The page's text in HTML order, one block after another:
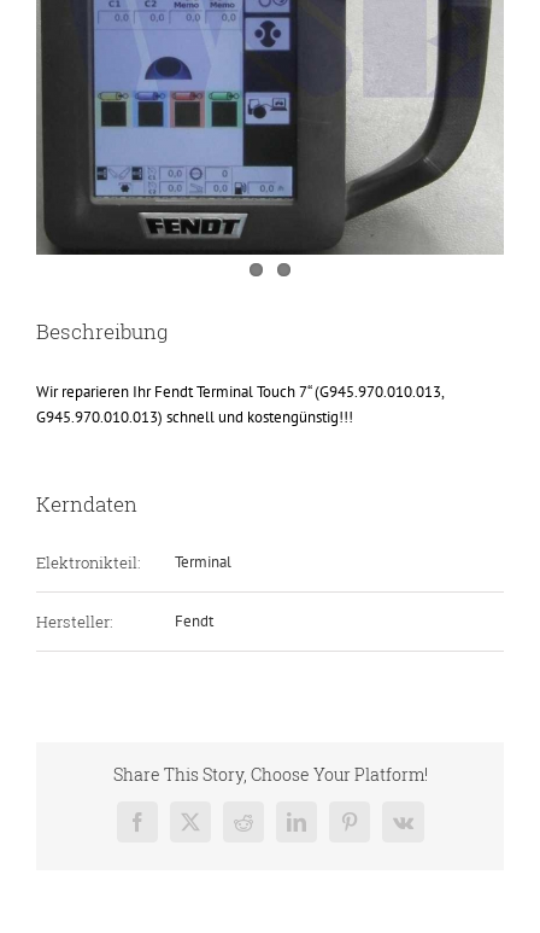
Beschreibung
Wir reparieren Ihr Fendt Terminal Touch 7“ (G945.970.010.013,
G945.970.010.013) schnell und kostengünstig!!!
Kerndaten
Elektronikteil: Terminal
Hersteller: Fendt
Share This Story, Choose Your Platform!
Facebook
X RedditLinkedInPinterest
Vk